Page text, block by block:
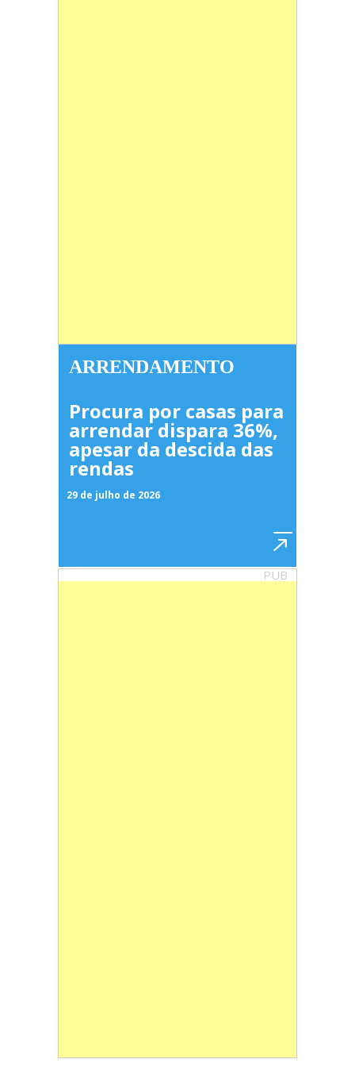
ARRENDAMENTO
Procura por casas para
arrendar dispara 36%,
apesar da descida das
rendas
29 de julho de 2026
PUB